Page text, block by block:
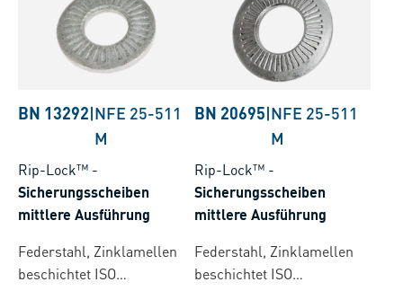
BN 13292|NFE 25-511
M
Rip-Lock™ -
Sicherungsscheiben
mittlere Ausführung
Federstahl, Zinklamellen
beschichtet ISO
BN 20695|NFE 25-511
M
Rip-Lock™ -
Sicherungsscheiben
mittlere Ausführung
Federstahl, Zinklamellen
beschichtet ISO